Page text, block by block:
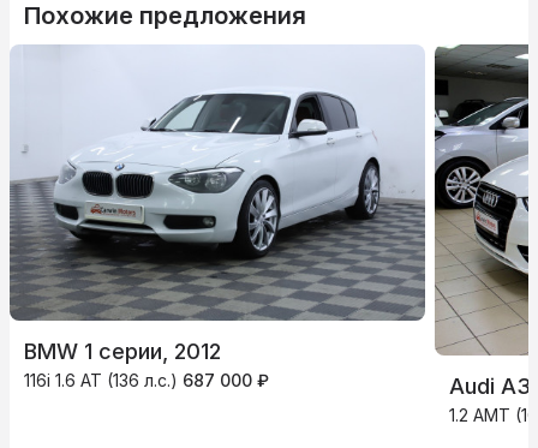
Похожие предложения
BMW 1 серии, 2012
116i 1.6 AT (136 л.с.) 687 000 ₽ Audi
1.2 AMT